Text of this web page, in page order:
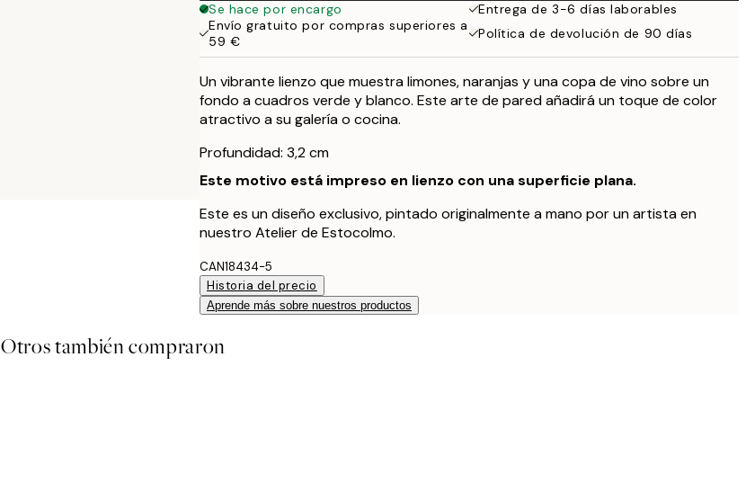
Se hace por encargo
Entrega de 3-6 días laborables
Envío gratuito por compras superiores a
59 €
Política de devolución de 90 días
Un vibrante lienzo que muestra limones, naranjas y una copa de vino sobre un
fondo a cuadros verde y blanco. Este arte de pared añadirá un toque de color
atractivo a su galería o cocina.
Profundidad: 3,2 cm
Este motivo está impreso en lienzo con una superficie plana.
Este es un diseño exclusivo, pintado originalmente a mano por un artista en
nuestro Atelier de Estocolmo.
CAN18434-5
Historia del precio
Aprende más sobre nuestros productos
Otros también compraron